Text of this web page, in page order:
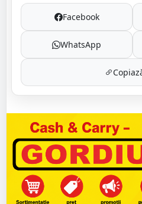
Facebook
WhatsApp